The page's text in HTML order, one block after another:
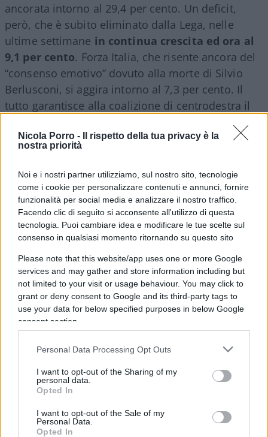
Nicola Porro -
Il rispetto della tua privacy è la
nostra priorità
Noi e i nostri partner utilizziamo, sul nostro sito, tecnologie
come i cookie per personalizzare contenuti e annunci, fornire
funzionalità per social media e analizzare il nostro traffico.
Facendo clic di seguito si acconsente all'utilizzo di questa
tecnologia. Puoi cambiare idea e modificare le tue scelte sul
consenso in qualsiasi momento ritornando su questo sito
Please note that this website/app uses one or more Google
services and may gather and store information including but
not limited to your visit or usage behaviour. You may click to
grant or deny consent to Google and its third-party tags to
use your data for below specified purposes in below Google
consent section.
Personal Data Processing Opt Outs
I want to opt-out of the Sharing of my
personal data.
Opted In
I want to opt-out of the Sale of my
Personal Data.
Opted In
ancorata intorno al 29,4 per cento. Un deficit,
però, che è subito eliminato dalla Lega, nelle
ultime settimane in continua crescita ed ora al
9,1 per cento. Forza Italia, che risente ancora del
“consenso emotivo” dovuto alla morte di Silvio
Berlusconi, si aggira intorno al 7,3 per cento. Il
tutto garantisce alla coalizione di centrodestra il
soprattutto se rapportate a quelle del
centrosinistra.
Disastro Schlein
Quest’ultima alleanza, mantenendo separati Pd e
cento dei voti, quasi la metà rispetto ai voti su cui
possono contare i partiti di governo. E ancora, le
percentuali più preoccupanti arrivando dal
Nazareno, dove l’effetto Schlein è
definitivamente tramontato. Il Partito
Democratico, infatti, torna sotto la soglia del 20
cento. Un calo netto di un punto che avvantaggia
il movimento di Giuseppe Conte, in aumento al
16,2 per cento.